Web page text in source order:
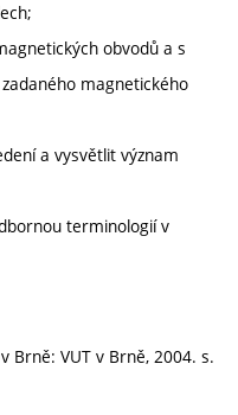
obvodů a s
magnetického
a vysvětlit význam
terminologií v
Brně: VUT v Brně, 2004. s.